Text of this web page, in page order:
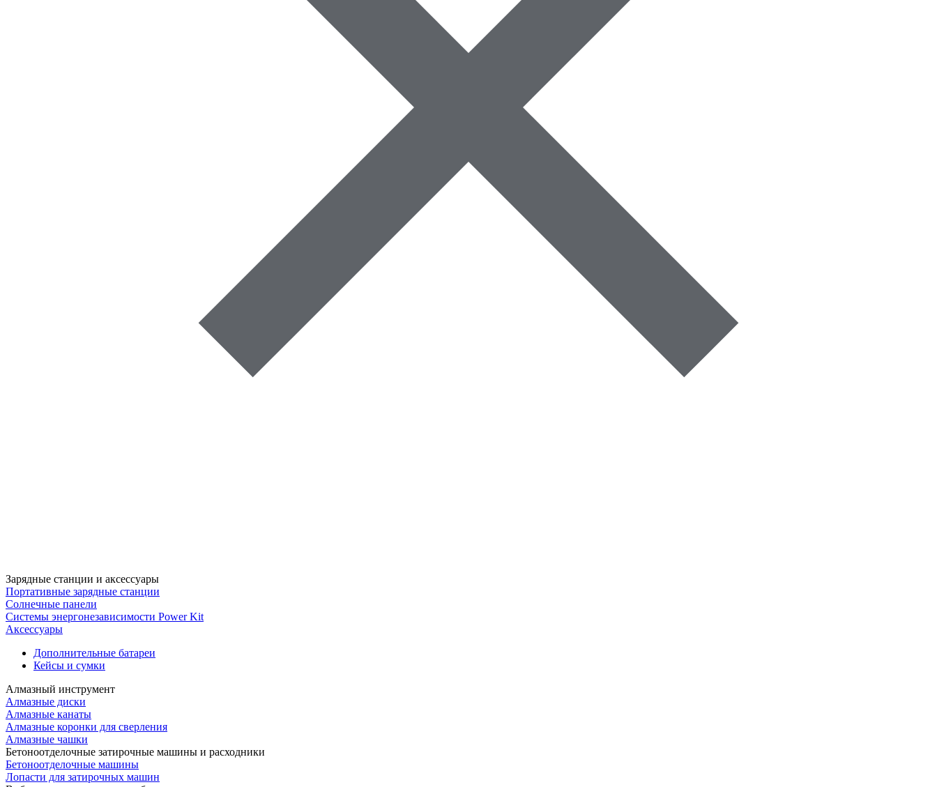
Зарядные станции и аксессуары
Портативные зарядные станции
Солнечные панели
Системы энергонезависимости Power Kit
Аксессуары
Дополнительные батареи
Кейсы и сумки
Алмазный инструмент
Алмазные диски
Алмазные канаты
Алмазные коронки для сверления
Алмазные чашки
Бетоноотделочные затирочные машины и расходники
Бетоноотделочные машины
Лопасти для затирочных машин